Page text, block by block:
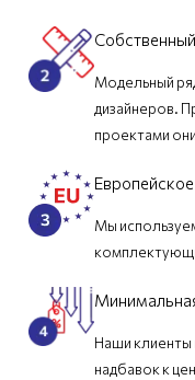
Модельный
дизайнеров.
проектами
Мы
Наши клиенты
надбавок к